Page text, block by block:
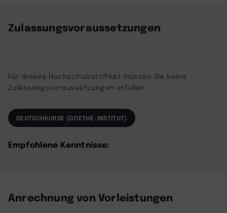
Zulassungsvoraussetzungen
Für dieses Hochschulzertifikat müssen Sie keine
Zulassungsvoraussetzungen erfüllen.
DEUTSCHKURSE (GOETHE-INSTITUT)
Empfohlene Kenntnisse:
Anrechnung von Vorleistungen